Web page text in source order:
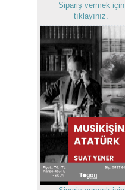
Sipariş vermek için
tıklayınız.